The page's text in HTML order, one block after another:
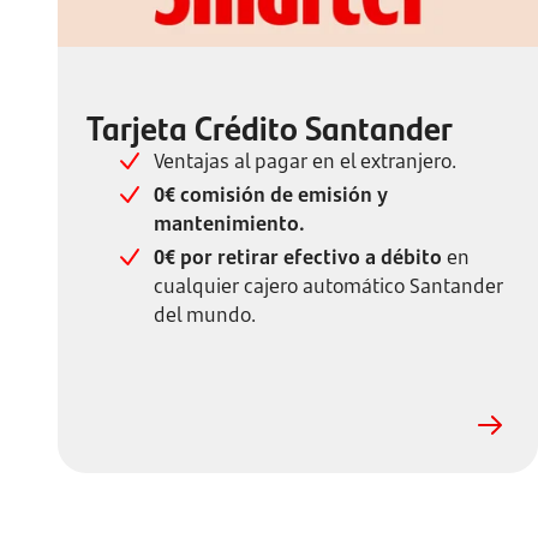
Tarjeta Crédito Santander
Ventajas al pagar en el extranjero.
0€ comisión de emisión y
mantenimiento.
0€ por retirar efectivo a débito en
cualquier cajero automático Santander
del mundo.